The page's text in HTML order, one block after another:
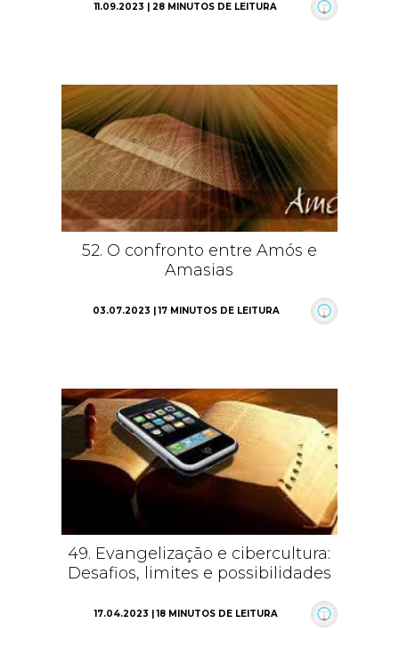
11.09.2023 | 28 MINUTOS DE LEITURA
52. O confronto entre Amós e
Amasias
03.07.2023 | 17 MINUTOS DE LEITURA
49. Evangelização e cibercultura:
Desafios, limites e possibilidades
17.04.2023 | 18 MINUTOS DE LEITURA